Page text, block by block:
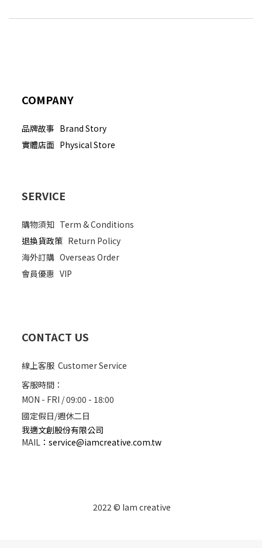
COMPANY
品牌故事 Brand Story
實體店面 Physical Store
SERVICE
購物須知 Term & Conditions
退換貨政策 Return Policy
海外訂購 Overseas Order
會員優惠 VIP
CONTACT US
線上客服 Customer Service
客服時間：
MON - FRI / 09:00 - 18:00
國定假日/週休二日
我適文創股份有限公司
MAIL ： service@iamcreative.com.tw
2022 © Iam creative